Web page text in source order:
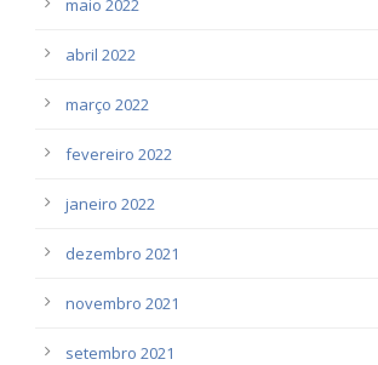
maio 2022
abril 2022
março 2022
fevereiro 2022
janeiro 2022
dezembro 2021
novembro 2021
setembro 2021